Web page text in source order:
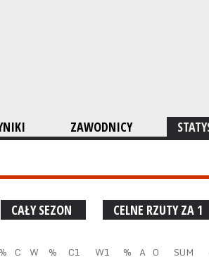
ZAWODNICY
CAŁY SEZON CELNE RZUTY ZA 1
C W % C1 W1 % A O SUM